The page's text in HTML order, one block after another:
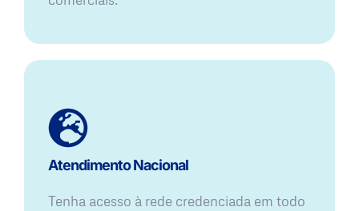
Atendimento Nacional
Tenha acesso à rede credenciada em todo